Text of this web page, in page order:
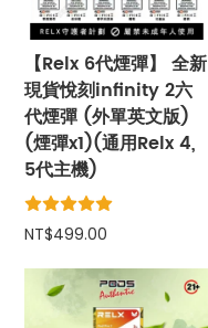
【Relx 6代煙彈】 全新
現貨悅刻infinity 2六
代煙彈 (外單英文版)
(煙彈x1)(通用Relx 4,
5代主機)
NT$499.00